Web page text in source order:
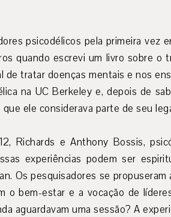
psicodélicos pela primeira vez
quando escrevi um livro sobre o
tratar doenças mentais e nos
na UC Berkeley e, depois de
ele considerava parte de seu
Richards e Anthony Bossis,
experiências podem ser
Os pesquisadores se propuseram
o bem-estar e a vocação de
aguardavam uma sessão? A